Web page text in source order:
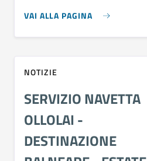
VAI ALLA PAGINA
NOTIZIE
SERVIZIO NAVETTA
OLLOLAI -
DESTINAZIONE